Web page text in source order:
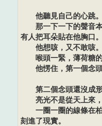
他聽見自己的心跳。
那一下一下的聲音本
有人把耳朵貼在他胸口。
他想咳，又不敢咳。
喉頭一緊，薄荷糖的
他愣住，第一個念頭
第二個念頭還沒成形
亮光不是從天上來，
一圈一圈的線條在柏
刻進了現實。